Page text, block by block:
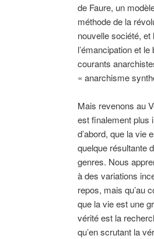
de Faure, un
méthode de la
nouvelle société, et
l’émancipation et
courants
« anarchisme
Mais revenons au
est finalement plus
d’abord, que la vie
quelque résultante
genres. Nous
à des variations
repos, mais qu’au
que la vie est une
vérité est la
qu’en scrutant la